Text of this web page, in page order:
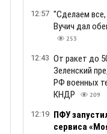
12:57 "Сделаем
Вучич дал
253
12:43 От ракет до
Зеленский
РФ военных
КНДР
209
12:19 ПФУ
сервиса